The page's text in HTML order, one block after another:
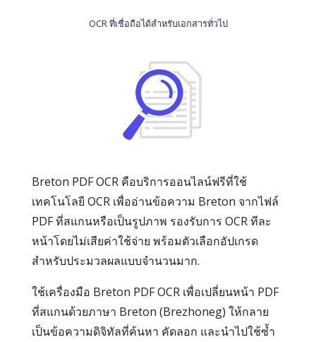
OCR ที่เชื่อถือได้สำหรับเอกสารทั่วไป
Breton PDF OCR คือบริการออนไลน์ฟรีที่ใช้
เทคโนโลยี OCR เพื่ออ่านข้อความ Breton จากไฟล์
PDF ที่สแกนหรือเป็นรูปภาพ รองรับการ OCR ทีละ
หน้าโดยไม่เสียค่าใช้จ่าย พร้อมตัวเลือกอัปเกรด
สำหรับประมวลผลแบบจำนวนมาก.
ใช้เครื่องมือ Breton PDF OCR เพื่อเปลี่ยนหน้า PDF
ที่สแกนด้วยภาษา Breton (Brezhoneg) ให้กลาย
เป็นข้อความดิจิทัลที่ค้นหา คัดลอก และนำไปใช้ซ้ำ